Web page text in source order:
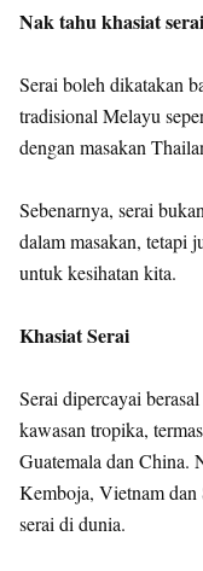
Nak tahu khasiat
Serai boleh dikatakan
tradisional Melayu
dengan masakan
Sebenarnya, serai
dalam masakan, tetapi
untuk kesihatan kita.
Khasiat Serai
Serai dipercayai
kawasan tropika,
Guatemala dan China.
Kemboja, Vietnam dan
serai di dunia.